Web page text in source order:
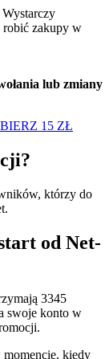
robić zakupy w
lub zmiany
15 ZŁ
którzy do
od Net-
3345
swoje konto w
kiedy